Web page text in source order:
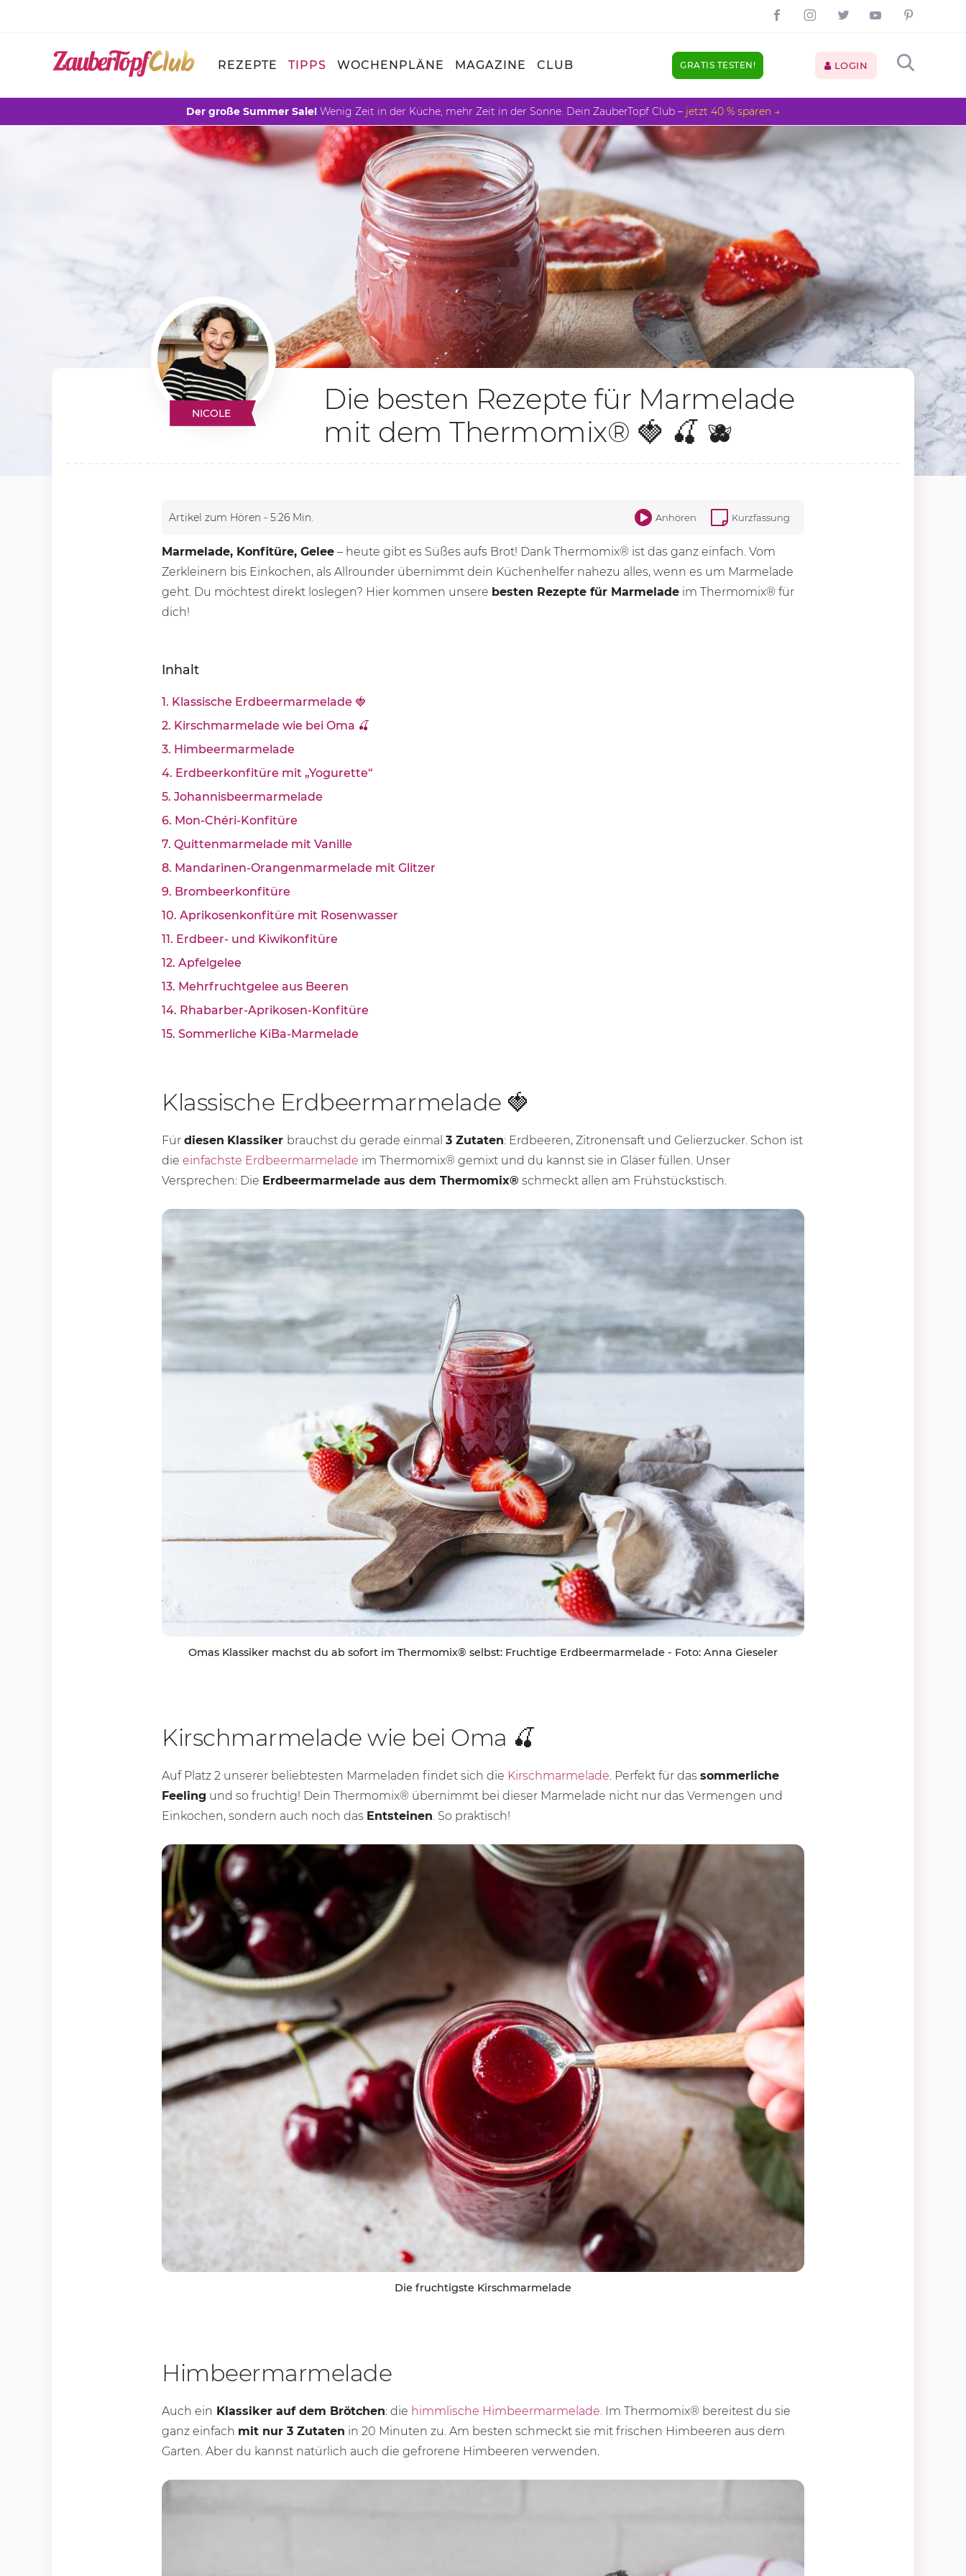
REZEPTE TIPPS WOCHENPLÄNE MAGAZINE CLUB GRATIS TESTEN! LOGIN
Der große Summer Sale! Wenig Zeit in der Küche, mehr Zeit in der Sonne. Dein ZauberTopf Club – jetzt 40 % sparen →
NICOLE
Die besten Rezepte für Marmelade
mit dem Thermomix® 🍓 🍒 🫐
Artikel zum Hören - 5:26 Min. Anhören Kurzfassung
Marmelade, Konfitüre, Gelee – heute gibt es Süßes aufs Brot! Dank Thermomix® ist das ganz einfach. Vom
Zerkleinern bis Einkochen, als Allrounder übernimmt dein Küchenhelfer nahezu alles, wenn es um Marmelade
geht. Du möchtest direkt loslegen? Hier kommen unsere besten Rezepte für Marmelade im Thermomix® für
dich!
Inhalt
1. Klassische Erdbeermarmelade 🍓
2. Kirschmarmelade wie bei Oma 🍒
3. Himbeermarmelade
4. Erdbeerkonfitüre mit „Yogurette“
5. Johannisbeermarmelade
6. Mon-Chéri-Konfitüre
7. Quittenmarmelade mit Vanille
8. Mandarinen-Orangenmarmelade mit Glitzer
9. Brombeerkonfitüre
10. Aprikosenkonfitüre mit Rosenwasser
11. Erd­beer- und Ki­wikon­fi­tü­re
12. Apfelgelee
13. Mehrfruchtgelee aus Beeren
14. Rhabarber-Aprikosen-Konfitüre
15. Sommerliche KiBa-Marmelade
Klassische Erdbeermarmelade 🍓
Fürdiesen Klassiker brauchst du gerade einmal3 Zutaten: Erdbeeren, Zitronensaft und Gelierzucker. Schon ist
dieeinfachste Erdbeermarmelade im Thermomix® gemixt und du kannst sie in Gläser füllen. Unser
Versprechen: Die Erdbeermarmelade aus dem Thermomix® schmeckt allen am Frühstückstisch.
Omas Klassiker machst du ab sofort im Thermomix® selbst: Fruchtige Erdbeermarmelade - Foto: Anna Gieseler
Kirschmarmelade wie bei Oma 🍒
Auf Platz 2 unserer beliebtesten Marmeladen findet sich die Kirschmarmelade. Perfekt für dassommerliche
Feeling und so fruchtig! Dein Thermomix® übernimmt bei dieser Marmelade nicht nur das Vermengen und
Einkochen, sondern auch noch das Entsteinen. So praktisch!
Die fruchtigste Kirschmarmelade
Himbeermarmelade
Auch ein Klassiker auf dem Brötchen: die himmlische Himbeermarmelade. Im Thermomix® bereitest du sie
ganz einfach mit nur 3 Zutaten in20 Minuten zu. Am besten schmeckt sie mit frischen Himbeeren aus dem
Garten. Aber du kannst natürlich auch die gefrorene Himbeeren verwenden.